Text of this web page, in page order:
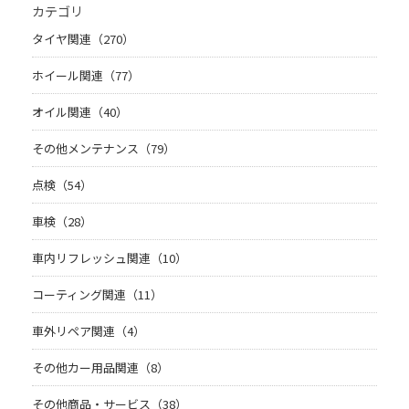
カテゴリ
タイヤ関連（270）
ホイール関連（77）
オイル関連（40）
その他メンテナンス（79）
点検（54）
車検（28）
車内リフレッシュ関連（10）
コーティング関連（11）
車外リペア関連（4）
その他カー用品関連（8）
その他商品・サービス（38）